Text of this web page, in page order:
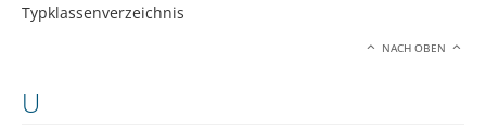
Typklassenverzeichnis
NACH OBEN
U